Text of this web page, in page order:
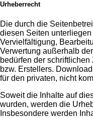
Urheberrecht
Die durch die
diesen Seiten
Vervielfältigung,
Verwertung außerhalb
bedürfen der
bzw. Erstellers.
für den privaten, nicht
Soweit die Inhalte auf
wurden, werden die
Insbesondere werden